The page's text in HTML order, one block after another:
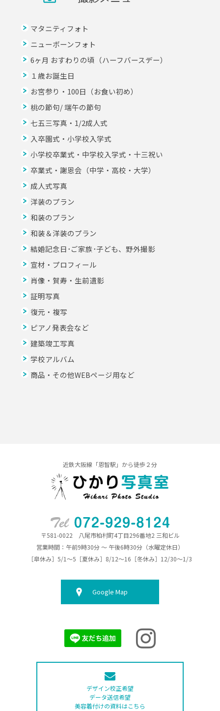
マタニティフォト
ニューボーンフォト
6ヶ月 おすわりの頃（ハーフバースデー）
１歳お誕生日
お宮参り・100日（お食い初め）
桃の節句/ 端午の節句
七五三写真・1/2成人式
入卒園式・小学校入学式
小学校卒業式・中学校入学式・十三祝い
卒業式・謝恩会（中学・高校・大学）
成人式写真
洋装のプラン
和装のプラン
和装＆洋装のプラン
結婚記念日･ご家族･子ども、野外撮影
宣材・プロフィール
肖像・賀寿・生前遺影
証明写真
復元・複写
ピアノ発表会など
建築竣工写真
学校アルバム
商品・その他WEBページ用など
近鉄大阪線「恩智駅」から徒歩２分
〒581-0022 八尾市柏村町4丁目296番地2 三和ビル
営業時間：午前9時30分 ～ 午後6時30分（水曜定休日）
［皐休み］5/1～5［夏休み］8/12～16［冬休み］12/30～1/3
Google Map
デザイン校正希望
データ送信希望
美容着付けの資料はこちら